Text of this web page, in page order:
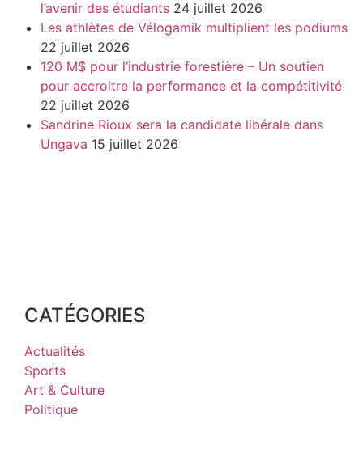
l’avenir des étudiants 24 juillet 2026
Les athlètes de Vélogamik multiplient les podiums
22 juillet 2026
120 M$ pour l’industrie forestière – Un soutien
pour accroitre la performance et la compétitivité
22 juillet 2026
Sandrine Rioux sera la candidate libérale dans
Ungava 15 juillet 2026
CATÉGORIES
Actualités
Sports
Art & Culture
Politique